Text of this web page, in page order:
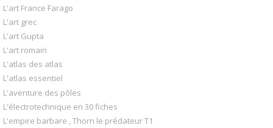
L'art France Farago
L'art grec
L'art Gupta
L'art romain
L'atlas des atlas
L'atlas essentiel
L'aventure des pôles
L'électrotechnique en 30 fiches
L'empire barbare , Thorn le prédateur T1